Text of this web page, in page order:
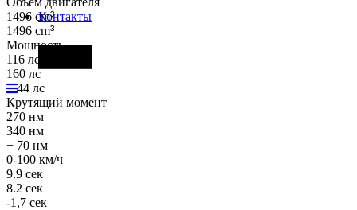
Контакты
1496 cm³
1496 cm³
Мощность
116 лс
160 лс
+ 44 лс
Крутящий момент
270 нм
340 нм
+ 70 нм
0-100 км/ч
9.9 сек
8.2 сек
-1,7 сек